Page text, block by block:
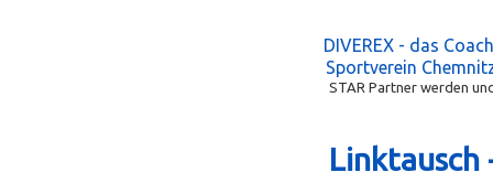
DIVEREX - das
Sportverein
STAR Partner werden
Linktausch